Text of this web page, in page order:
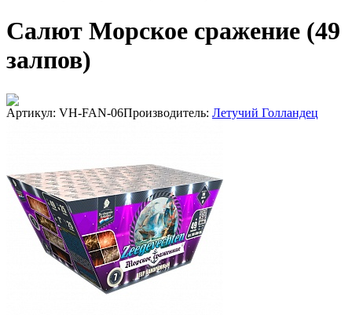
Салют Морское сражение (49
залпов)
Артикул: VH-FAN-06Производитель: Летучий Голландец